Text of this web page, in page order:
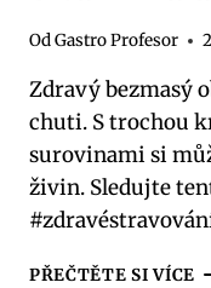
OdGastro Profesor
Zdravý bezmasý
chuti. S trochou
surovinami si
živin. Sledujte
PŘEČTĚTE SI VÍCE